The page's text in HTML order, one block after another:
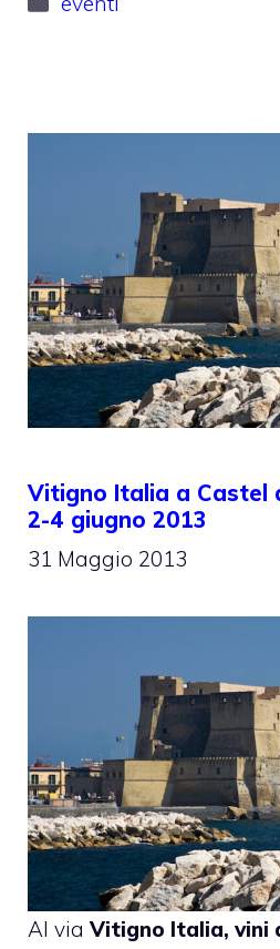
Vitigno Italia a Castel
2-4 giugno 2013
31 Maggio 2013
Al viaVitigno Italia, vini